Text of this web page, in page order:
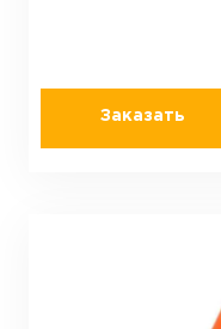
Заказать